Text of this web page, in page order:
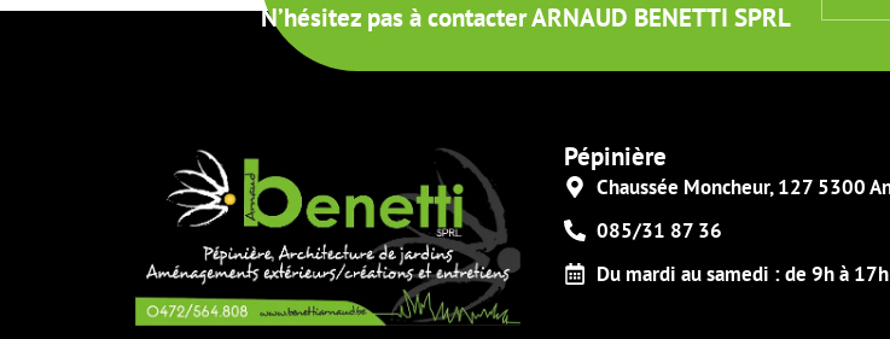
N’hésitez pas à contacter ARNAUD BENETTI SPRL
Pépinière
Chaussée Moncheur, 127 5300
085/31 87 36
Du mardi au samedi : de 9h à